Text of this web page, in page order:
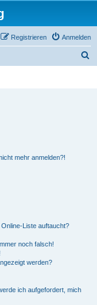
Anmelden
Registrieren
mehr anmelden?!
Liste auftaucht?
noch falsch!
werden?
ich aufgefordert, mich